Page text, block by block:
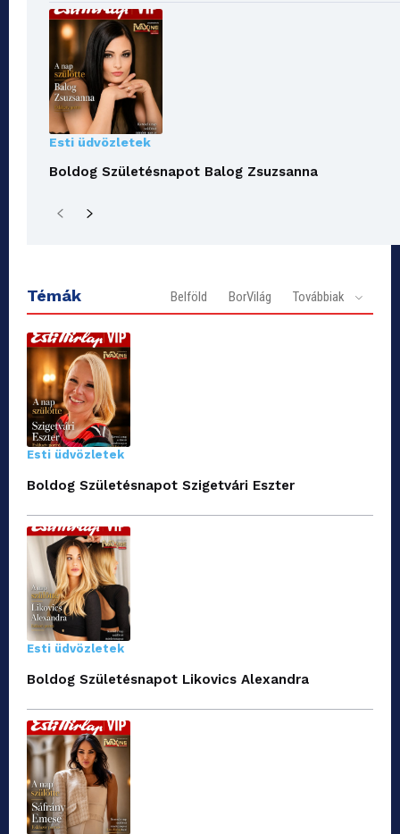
Esti üdvözletek
Boldog Születésnapot Balog Zsuzsanna
Témák Belföld BorVilág Továbbiak
Esti üdvözletek
Boldog Születésnapot Szigetvári Eszter
Esti üdvözletek
Boldog Születésnapot Likovics Alexandra